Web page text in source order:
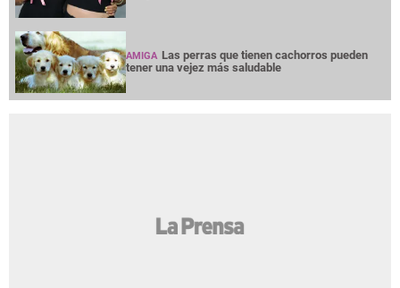
AMIGA Las perras que tienen cachorros pueden
tener una vejez más saludable